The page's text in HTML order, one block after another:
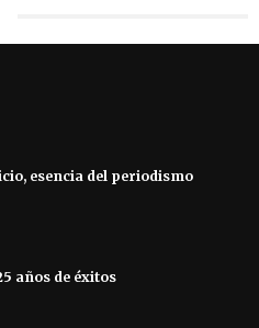
esencia del periodismo
años de éxitos